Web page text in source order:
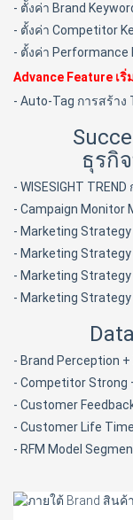
- ตัั้งค่า Brand
- ตั้งค่า Competitor
- ตั้งค่า Performance
Advance Feature เ
- Auto-Tag การสร้าง
ธุรกิ
- WISESIGHT
- Campaign Monitor
- Marketing Strategy
- Marketing
- Marketing
- Marketing
- Brand Perception +
- Competitor Strong
- Customer
- Customer Life
- RFM Model